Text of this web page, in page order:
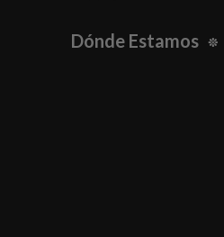
Dónde Estamos